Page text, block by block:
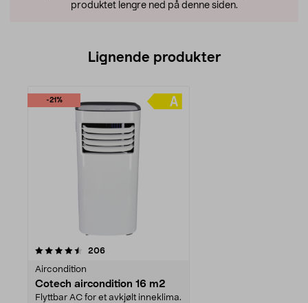
produktet lengre ned på denne siden.
Lignende produkter
-21%
206anmeldelser
Aircondition
Cotech aircondition 16 m2
Flyttbar AC for et avkjølt inneklima.